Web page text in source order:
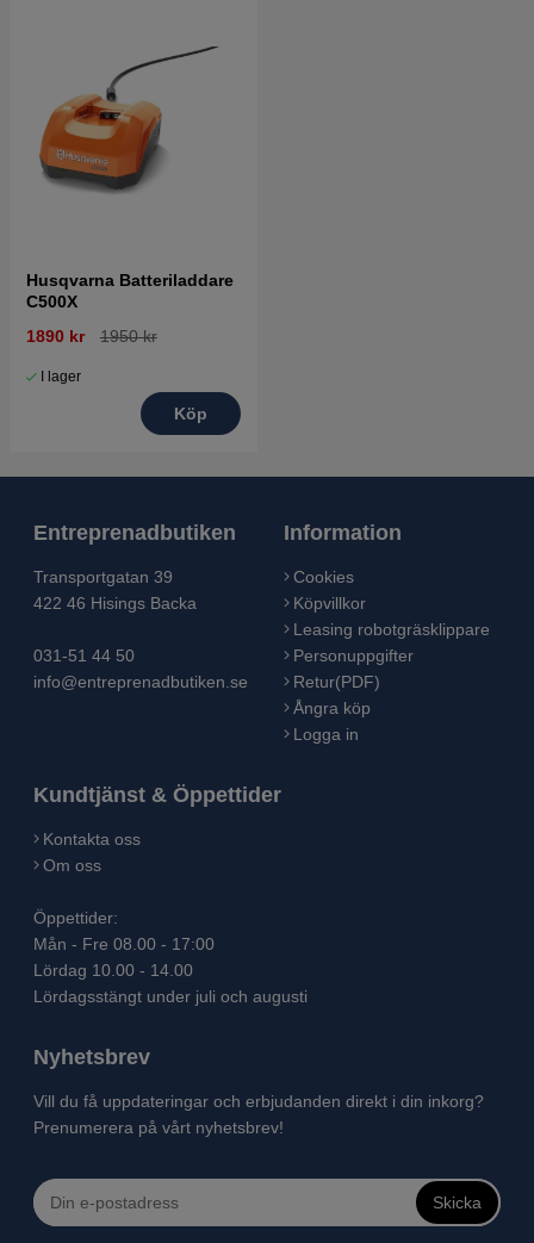
Husqvarna Batteriladdare
C500X
1890 kr
1950 kr
I lager
Köp
Entreprenadbutiken
Transportgatan 39
422 46 Hisings Backa
031-51 44 50
info@entreprenadbutiken.se
Information
Cookies
Köpvillkor
Leasing robotgräsklippare
Personuppgifter
Retur(PDF)
Ångra köp
Logga in
Kundtjänst & Öppettider
Kontakta oss
Om oss
Öppettider:
Mån - Fre 08.00 - 17:00
Lördag 10.00 - 14.00
Lördagsstängt under juli och augusti
Nyhetsbrev
Vill du få uppdateringar och erbjudanden direkt i din inkorg?
Prenumerera på vårt nyhetsbrev!
Skicka